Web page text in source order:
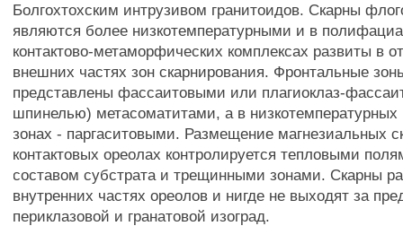
Болгохтохским интрузивом гранитоидов. Скарны
являются более низкотемпературными и в
контактово-метаморфических комплексах развиты в
внешних частях зон скарнирования. Фронтальные
представлены фассаитовыми или плагиоклаз-
шпинелью) метасоматитами, а в низкотемпературных
зонах - паргаситовыми. Размещение магнезиальных
контактовых ореолах контролируется тепловыми
составом субстрата и трещинными зонами. Скарны
внутренних частях ореолов и нигде не выходят за
периклазовой и гранатовой изоград.